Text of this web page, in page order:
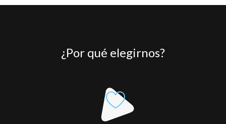
¿Por qué elegirnos?